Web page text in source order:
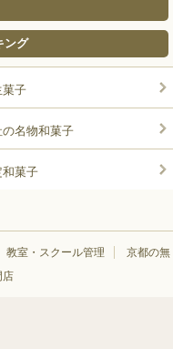
ング
菓子
の名物和菓子
和菓子
教室・スクール管理
京都の無
店